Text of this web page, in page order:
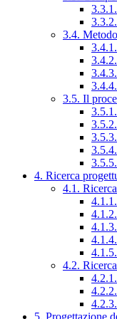
3.4.
3.5. Il
4. Ricerca
4.1.
4.2.
5. Progettazione